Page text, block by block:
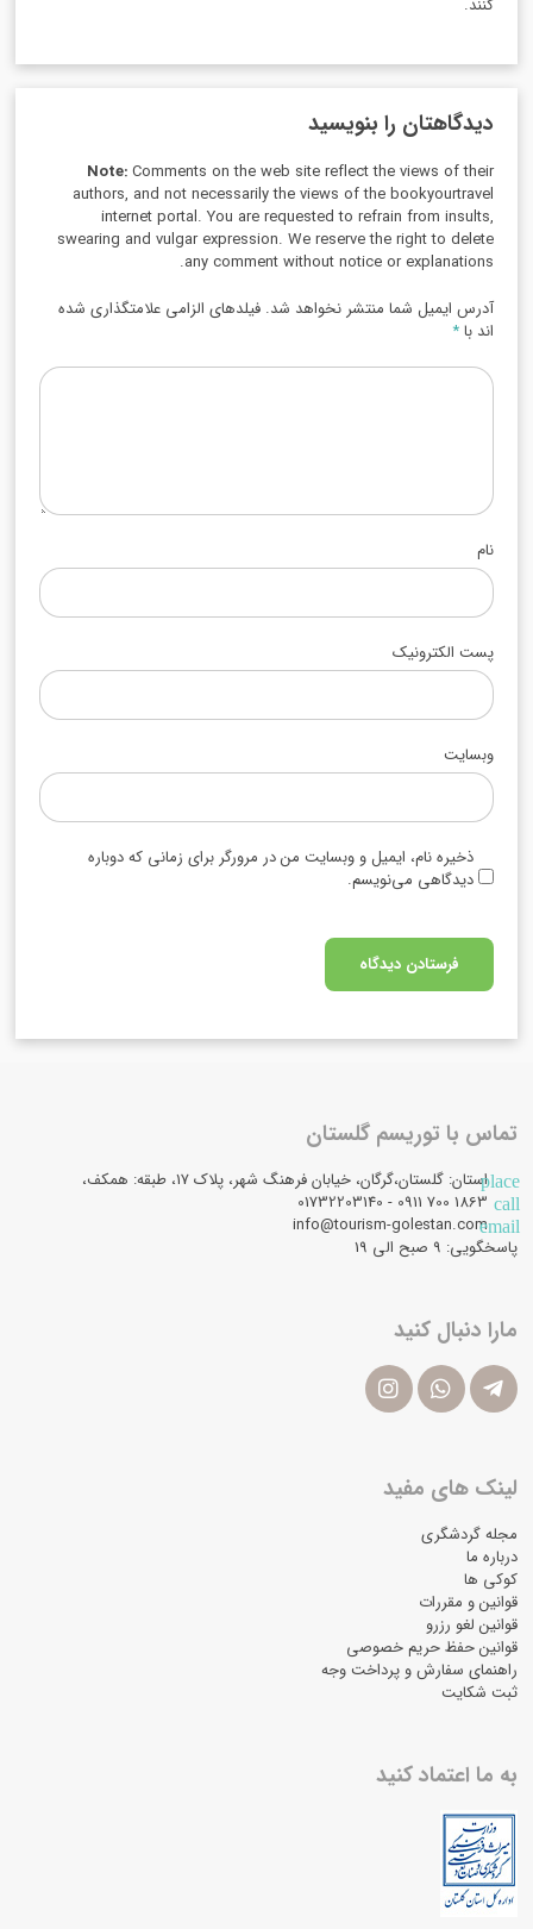
کنند.
دیدگاهتان را بنویسید
Note:Comments on the web site reflect the views of their
authors, and not necessarily the views of the bookyourtravel
internet portal. You are requested to refrain from insults,
swearing and vulgar expression. We reserve the right to delete
any comment without notice or explanations.
آدرس ایمیل شما منتشر نخواهد شد. فیلدهای الزامی علامتگذاری شده
اند با*
نام
پست الکترونیک
وبسایت
ذخیره نام، ایمیل و وبسایت من در مرورگر برای زمانی که دوباره
دیدگاهی می‌نویسم.
تماس با توریسم گلستان
placeاستان: گلستان،گرگان، خیابان فرهنگ شهر، پلاک 17، طبقه: همکف،
call
email
info@tourism-golestan.com
پاسخگویی: ۹ صبح الی 19
مارا دنبال کنید
لینک های مفید
مجله گردشگری
درباره ما
کوکی ها
قوانین و مقررات
قوانین لغو رزرو
قوانین حفظ حریم خصوصی
راهنمای سفارش و پرداخت وجه
ثبت شکایت
به ما اعتماد کنید